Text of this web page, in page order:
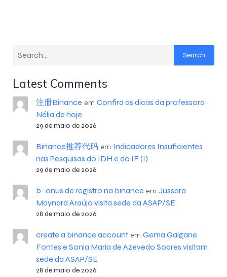
Search
Latest Comments
注册Binance em Confira as dicas da professora
Nélia de hoje
29 de maio de 2026
Binance推荐代码em Indicadores Insuficientes
nas Pesquisas do IDH e do IF (I)
29 de maio de 2026
b^onus de registro na binance em Jussara
Maynard Araújo visita sede da ASAP/SE
28 de maio de 2026
create a binance accountem Gema Galgane
Fontes e Sonia Maria de Azevedo Soares visitam
sede da ASAP/SE
28 de maio de 2026